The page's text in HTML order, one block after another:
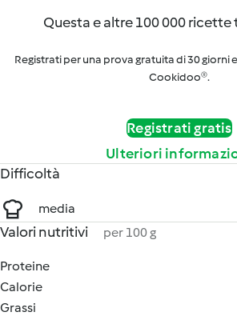
Questa e altre 100 000
Registrati per una prova gratuita di 30 giorni
Cookidoo®.
Registrati gratis
Ulteriori
Difficoltà
media
Valori nutritivi per 100 g
Proteine
Calorie
Grassi